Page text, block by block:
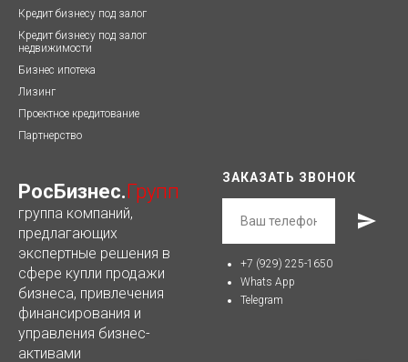
Кредит бизнесу под залог
Кредит бизнесу под залог
недвижимости
Бизнес ипотека
Лизинг
Проектное кредитование
Партнерство
РосБизнес. Групп
группа компаний,
предлагающих
экспертные решения в
сфере купли продажи
бизнеса, привлечения
финансирования и
управления бизнес-
активами
ЗАКАЗАТЬ ЗВОНОК
+7 (929) 225-1650
Whats App
Telegram